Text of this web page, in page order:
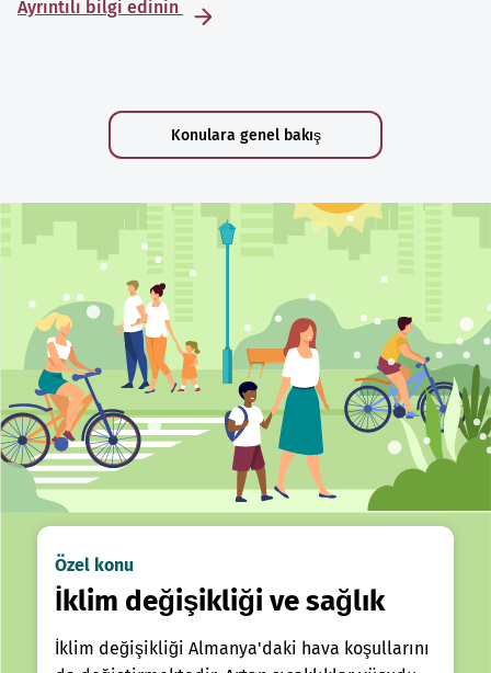
Ayrıntılı bilgi edinin
Konulara genel bakış
Özel konu
İklim değişikliği ve sağlık
İklim değişikliği Almanya'daki hava koşullarını